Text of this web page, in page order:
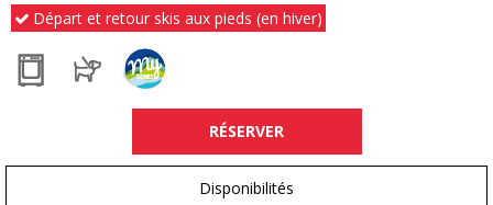
Départ et retour skis aux pieds (en hiver)
RÉSERVER
Disponibilités